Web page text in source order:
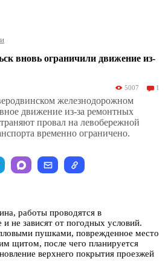
вновь ограничили движение из-
5007 1
железнодорожном
движение из-за ремонтных
провал на левобережной
временно ограничено.
работы проводятся в
не зависят от погодных условий.
пушками, поврежденное место
щитом, после чего планируется
верхнего покрытия проезжей